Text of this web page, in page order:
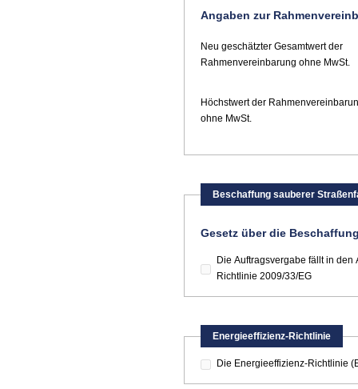
Angaben zur
Neu geschätzter Gesamtwert der
Rahmenvereinbarung ohne MwSt.
Höchstwert der
ohne MwSt.
Beschaffung sauberer
Gesetz über die
Die Auftragsvergabe fällt in
Richtlinie 2009/33/EG
Energieeffizienz-Richtlinie
Die Energieeffizienz-Richtlinie